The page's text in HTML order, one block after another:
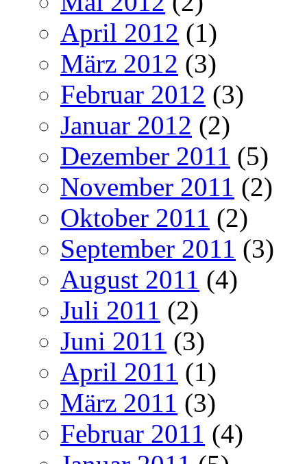
April 2012 (1)
März 2012 (3)
Februar 2012 (3)
Januar 2012 (2)
Dezember 2011 (5)
November 2011 (2)
Oktober 2011 (2)
September 2011 (3)
August 2011 (4)
Juli 2011 (2)
Juni 2011 (3)
April 2011 (1)
März 2011 (3)
Februar 2011 (4)